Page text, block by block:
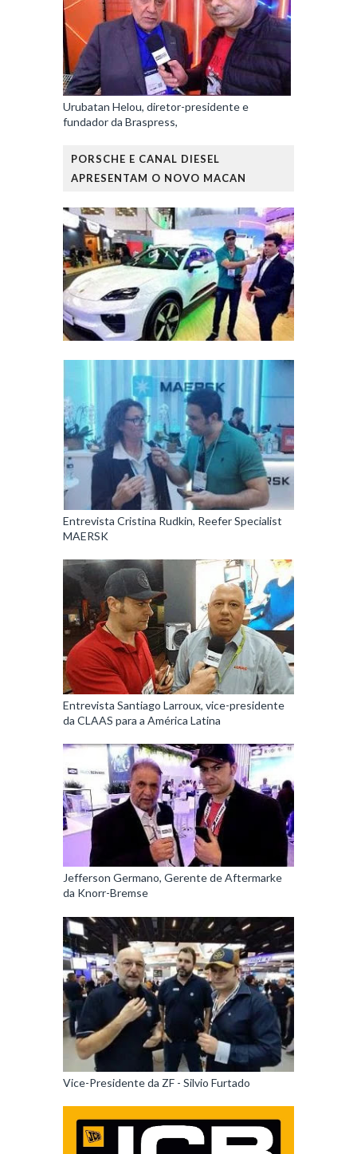
Urubatan Helou, diretor-presidente e
fundador da Braspress,
PORSCHE E CANAL DIESEL
APRESENTAM O NOVO MACAN
Entrevista Cristina Rudkin, Reefer Specialist
MAERSK
Entrevista Santiago Larroux, vice-presidente
da CLAAS para a América Latina
Jefferson Germano, Gerente de Aftermarke
da Knorr-Bremse
Vice-Presidente da ZF - Silvio Furtado